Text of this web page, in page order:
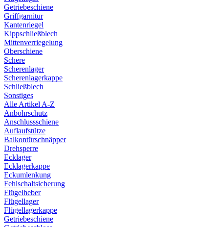
Getriebeschiene
Griffgarnitur
Kantenriegel
Kippschließblech
Mittenverriegelung
Oberschiene
Schere
Scherenlager
Scherenlagerkappe
Schließblech
Sonstiges
Alle Artikel A-Z
Anbohrschutz
Anschlussschiene
Auflaufstütze
Balkontürschnäpper
Drehsperre
Ecklager
Ecklagerkappe
Eckumlenkung
Fehlschaltsicherung
Flügelheber
Flügellager
Flügellagerkappe
Getriebeschiene